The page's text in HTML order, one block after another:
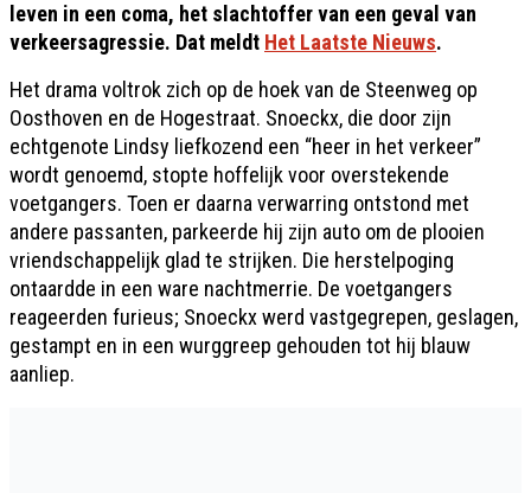
leven in een coma, het slachtoffer van een geval van
verkeersagressie. Dat meldt Het Laatste Nieuws.
Het drama voltrok zich op de hoek van de Steenweg op
Oosthoven en de Hogestraat. Snoeckx, die door zijn
echtgenote Lindsy liefkozend een “heer in het verkeer”
wordt genoemd, stopte hoffelijk voor overstekende
voetgangers. Toen er daarna verwarring ontstond met
andere passanten, parkeerde hij zijn auto om de plooien
vriendschappelijk glad te strijken. Die herstelpoging
ontaardde in een ware nachtmerrie. De voetgangers
reageerden furieus; Snoeckx werd vastgegrepen, geslagen,
gestampt en in een wurggreep gehouden tot hij blauw
aanliep.